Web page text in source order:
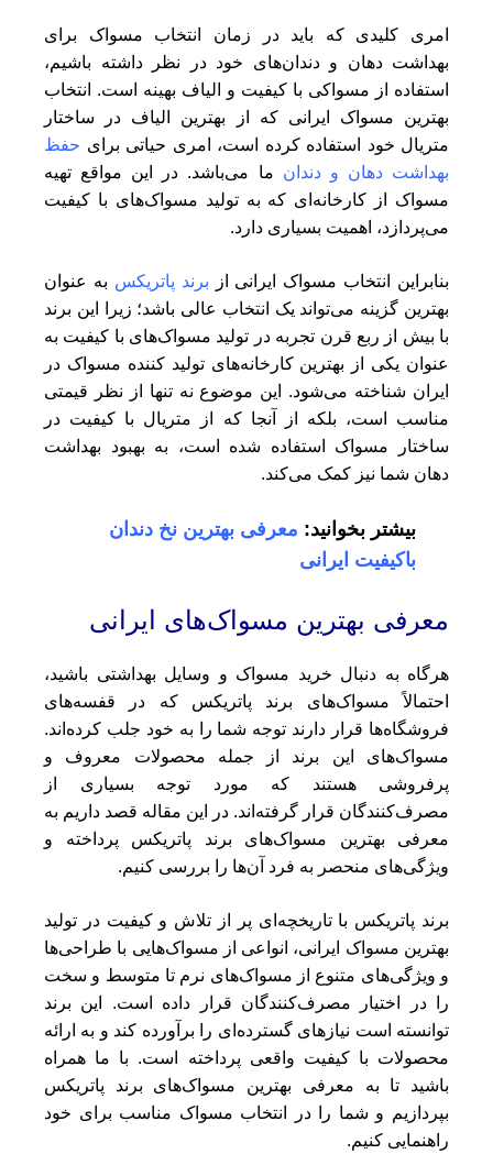
امری کلیدی که باید در زمان انتخاب مسواک برای
بهداشت دهان و دندان‌های خود در نظر داشته باشیم،
استفاده از مسواکی با کیفیت و الیاف بهینه است. انتخاب
بهترین مسواک ایرانی که از بهترین الیاف در ساختار
متریال خود استفاده کرده است، امری حیاتی برای حفظ
بهداشت دهان و دندان‌ ما می‌باشد. در این مواقع تهیه
مسواک از کارخانه‌ای که به تولید مسواک‌های با کیفیت
می‌پردازد، اهمیت بسیاری دارد.
بنابراین انتخاب مسواک ایرانی از برند پاتریکس به عنوان
بهترین گزینه می‌تواند یک انتخاب عالی باشد؛ زیرا این برند
با بیش از ربع قرن تجربه در تولید مسواک‌های با کیفیت به
عنوان یکی از بهترین کارخانه‌های تولید کننده مسواک در
ایران شناخته می‌شود. این موضوع نه تنها از نظر قیمتی
مناسب است، بلکه از آنجا که از متریال با کیفیت در
ساختار مسواک استفاده شده است، به بهبود بهداشت
دهان شما نیز کمک می‌کند.
بیشتر بخوانید: معرفی بهترین نخ دندان
باکیفیت ایرانی
معرفی بهترین مسواک‌های ایرانی
هرگاه به دنبال خرید مسواک و وسایل بهداشتی باشید،
احتمالاً مسواک‌های برند پاتریکس که در قفسه‌های
فروشگاه‌ها قرار دارند توجه شما را به خود جلب کرده‌اند.
مسواک‌های این برند از جمله محصولات معروف و
پرفروشی هستند که مورد توجه بسیاری از
مصرف‌کنندگان قرار گرفته‌اند. در این مقاله قصد داریم به
معرفی بهترین مسواک‌های برند پاتریکس پرداخته و
ویژگی‌های منحصر به فرد آن‌ها را بررسی کنیم.
برند پاتریکس با تاریخچه‌ای پر از تلاش و کیفیت در تولید
بهترین مسواک ایرانی، انواعی از مسواک‌هایی با طراحی‌ها
و ویژگی‌های متنوع از مسواک‌های نرم تا متوسط و سخت
را در اختیار مصرف‌کنندگان قرار داده است. این برند
توانسته است نیازهای گسترده‌ای را برآورده کند و به ارائه
محصولات با کیفیت واقعی پرداخته است. با ما همراه
باشید تا به معرفی بهترین مسواک‌های برند پاتریکس
بپردازیم و شما را در انتخاب مسواک مناسب برای خود
راهنمایی کنیم.